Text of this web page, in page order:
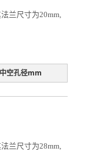
兰尺寸为20mm,
中空孔径mm
兰尺寸为28mm,